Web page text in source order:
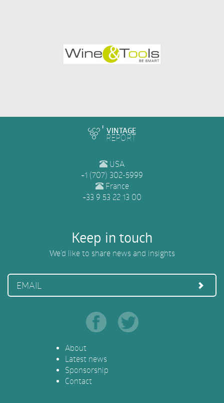
VINTAGE
REPORT
USA
+1 (707) 302-5999
France
+33 9 53 22 13 00
Keep in touch
We’d like to share news and insights
About
Latest news
Sponsorship
Contact